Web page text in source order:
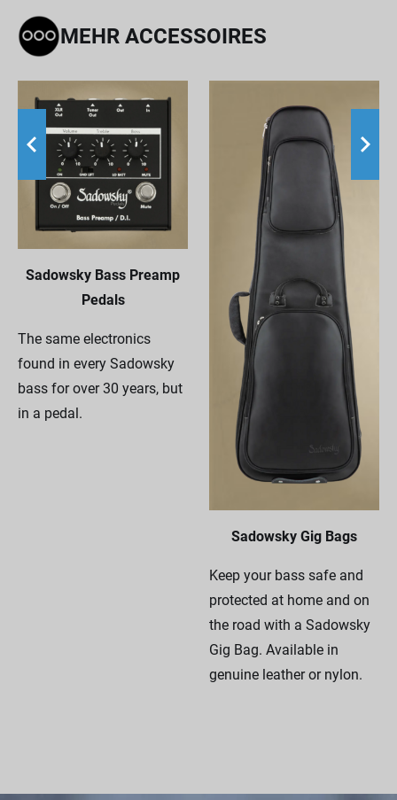
MEHR ACCESSOIRES
Sadowsky Bass Preamp
Pedals
The same electronics
found in every Sadowsky
bass for over 30 years, but
in a pedal.
Sadowsky Gig Bags
Keep your bass safe and
protected at home and on
the road with a Sadowsky
Gig Bag. Available in
genuine leather or nylon.